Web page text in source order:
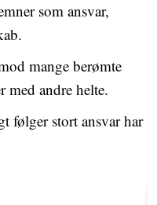
som ansvar,
mange berømte
med andre helte.
følger stort ansvar har